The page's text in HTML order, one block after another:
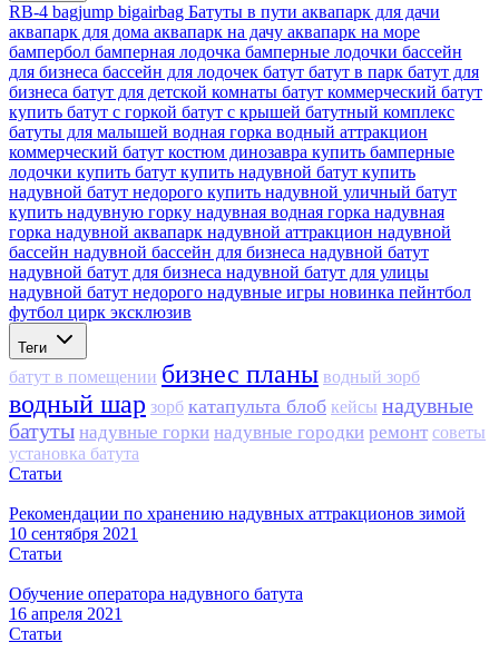
RB-4 bagjump bigairbag Батуты в пути аквапарк для дачи
аквапарк для дома аквапарк на дачу аквапарк на море
бампербол бамперная лодочка бамперные лодочки бассейн
для бизнеса бассейн для лодочек батут батут в парк батут для
бизнеса батут для детской комнаты батут коммерческий батут
купить батут с горкой батут с крышей батутный комплекс
батуты для малышей водная горка водный аттракцион
коммерческий батут костюм динозавра купить бамперные
лодочки купить батут купить надувной батут купить
надувной батут недорого купить надувной уличный батут
купить надувную горку надувная водная горка надувная
горка надувной аквапарк надувной аттракцион надувной
бассейн надувной бассейн для бизнеса надувной батут
надувной батут для бизнеса надувной батут для улицы
надувной батут недорого надувные игры новинка пейнтбол
футбол цирк эксклюзив
Теги
батут в помещении бизнес планы водный зорб
водный шар зорб катапульта блоб кейсы надувные
батуты надувные горки надувные городки ремонт советы
установка батута
Статьи
Рекомендации по хранению надувных аттракционов зимой
10 сентября 2021
Статьи
Обучение оператора надувного батута
16 апреля 2021
Статьи